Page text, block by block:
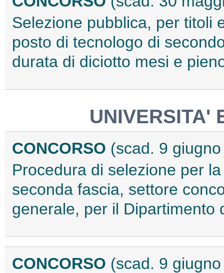
Selezione pubblica, per titoli
posto di tecnologo di
durata di diciotto mesi e
UNIVERSITA'
CONCORSO (scad. 9
Procedura di selezione per
seconda fascia, settore
generale, per il Dipartimento
CONCORSO (scad. 9